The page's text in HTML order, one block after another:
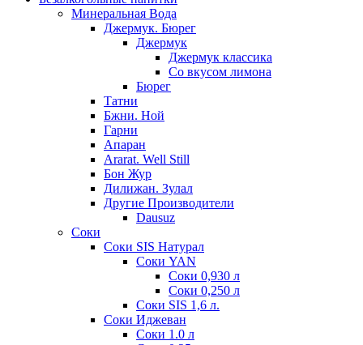
Минеральная Вода
Джермук. Бюрег
Джермук
Джермук классика
Со вкусом лимона
Бюрег
Татни
Бжни. Ной
Гарни
Апаран
Ararat. Well Still
Бон Жур
Дилижан. Зулал
Другие Производители
Dausuz
Соки
Соки SIS Натурал
Соки YAN
Соки 0,930 л
Соки 0,250 л
Соки SIS 1,6 л.
Соки Иджеван
Соки 1.0 л